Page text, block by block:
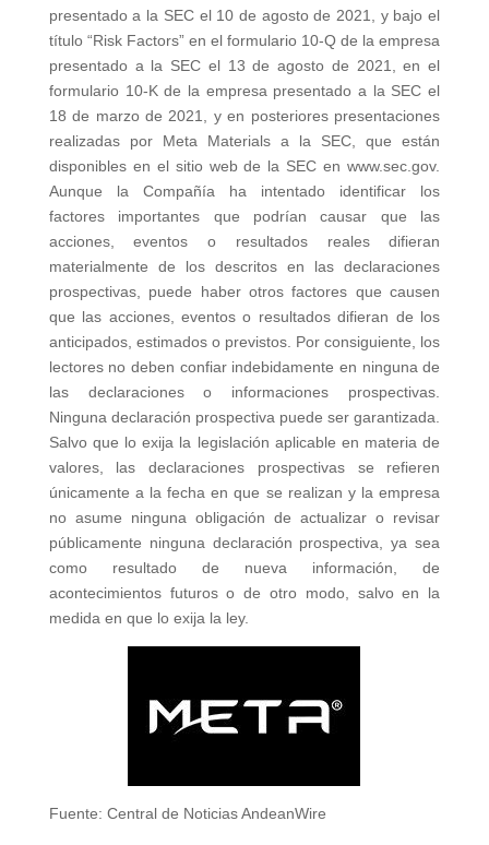
presentado a la SEC el 10 de agosto de 2021, y bajo el
título “Risk Factors” en el formulario 10-Q de la empresa
presentado a la SEC el 13 de agosto de 2021, en el
formulario 10-K de la empresa presentado a la SEC el
18 de marzo de 2021, y en posteriores presentaciones
realizadas por Meta Materials a la SEC, que están
disponibles en el sitio web de la SEC en www.sec.gov.
Aunque la Compañía ha intentado identificar los
factores importantes que podrían causar que las
acciones, eventos o resultados reales difieran
materialmente de los descritos en las declaraciones
prospectivas, puede haber otros factores que causen
que las acciones, eventos o resultados difieran de los
anticipados, estimados o previstos. Por consiguiente, los
lectores no deben confiar indebidamente en ninguna de
las declaraciones o informaciones prospectivas.
Ninguna declaración prospectiva puede ser garantizada.
Salvo que lo exija la legislación aplicable en materia de
valores, las declaraciones prospectivas se refieren
únicamente a la fecha en que se realizan y la empresa
no asume ninguna obligación de actualizar o revisar
públicamente ninguna declaración prospectiva, ya sea
como resultado de nueva información, de
acontecimientos futuros o de otro modo, salvo en la
medida en que lo exija la ley.
Fuente: Central de Noticias AndeanWire